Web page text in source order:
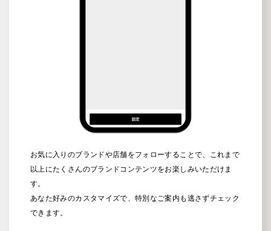
お気に入りのブランドや店舗をフォローすることで、これまで
以上にたくさんのブランドコンテンツをお楽しみいただけま
す。
あなた好みのカスタマイズで、特別なご案内も逃さずチェック
できます。